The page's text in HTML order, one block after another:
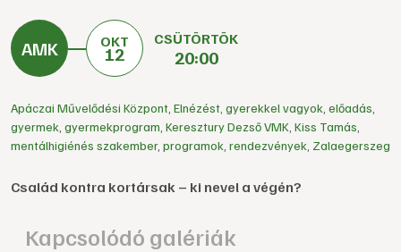
OKT
12
CSÜTÖRTÖK
20:00
Apáczai Művelődési Központ Elnézést, gyerekkel vagyok előadás
gyermek gyermekprogram Keresztury Dezső VMK Kiss Tamás
mentálhigiénés szakember, programok rendezvények Zalaegerszeg
Család kontra kortársak – ki nevel a végén?
Kapcsolódó galériák